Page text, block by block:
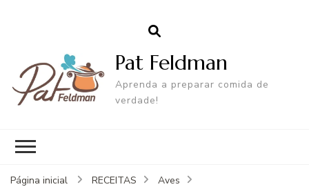
Pat Feldman
Aprenda a preparar comida de
verdade!
Página inicial RECEITAS
Aves